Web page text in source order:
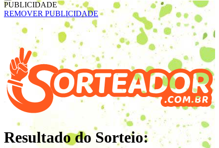
PUBLICIDADE
REMOVER PUBLICIDADE
Resultado do Sorteio: